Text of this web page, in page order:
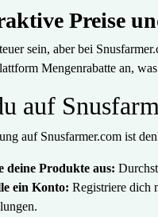
Preise
sein, aber bei
Mengenrabatte an,
auf
auf Snusfarmer.com ist
deine Produkte aus:
ein Konto: Registriere dich